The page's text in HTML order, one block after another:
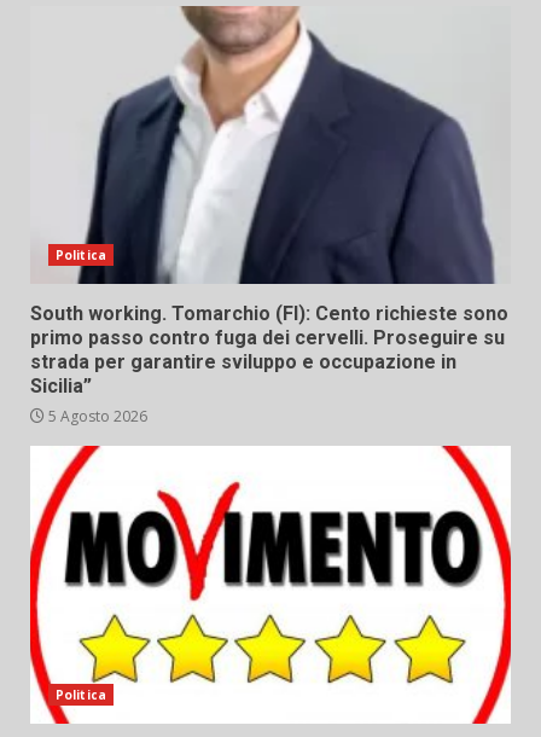
Politica
South working. Tomarchio (FI): Cento richieste sono
primo passo contro fuga dei cervelli. Proseguire su
strada per garantire sviluppo e occupazione in
Sicilia”
5 Agosto 2026
Politica